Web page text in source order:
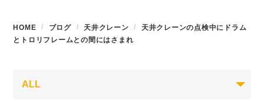
HOME ブログ 天井クレーン
天井クレーンの点検中にドラム
とトロリフレームとの間にはさまれ